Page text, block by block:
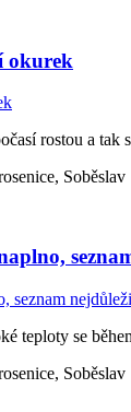
okurek
rostou a tak
Soběslav
teploty se
Soběslav